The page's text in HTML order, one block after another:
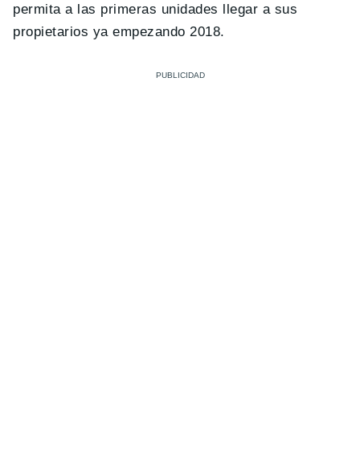
permita a las primeras unidades llegar a sus
propietarios ya empezando 2018.